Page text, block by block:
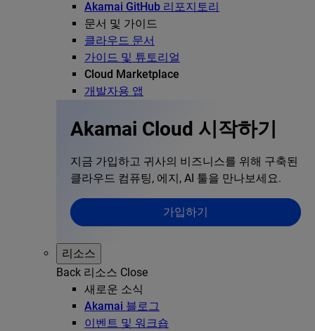
Akamai GitHub 리포지토리
문서 및 가이드
클라우드 문서
가이드 및 튜토리얼
Cloud Marketplace
개발자용 앱
Akamai Cloud 시작하기
지금 가입하고 귀사의 비즈니스를 위해 구축된
클라우드 컴퓨팅, 에지, AI 툴을 만나보세요.
가입하기
리소스
Back 리소스 Close
새로운 소식
Akamai 블로그
이벤트 및 워크숍